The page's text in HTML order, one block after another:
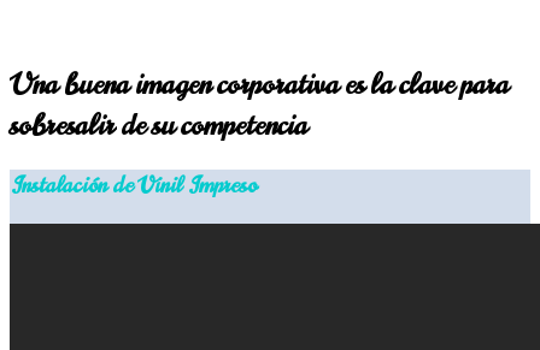
Una buena imagen corporativa es la clave para
sobresalir de su competencia
Instalación de Vinil Impreso